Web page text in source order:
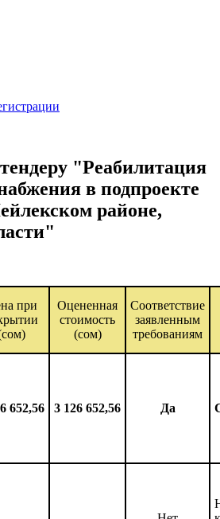
"Реабилитация
в подпроекте
районе,
при
Оцененная
стоимость
(сом)
Соответствие
заявленным
требованиям
652,56 3 126 652,56 Да